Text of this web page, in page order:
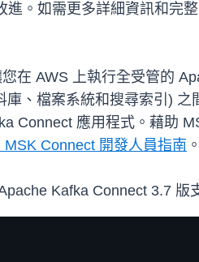
。如需更多詳細資訊和完
在 AWS 上執行全受管的
、檔案系統和搜尋索引)
Connect 應用程式。藉助
MSK Connect 開發人員指南 。
Kafka Connect 3.7 版